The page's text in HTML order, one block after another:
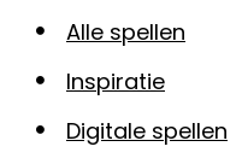
Alle spellen
Inspiratie
Digitale spellen